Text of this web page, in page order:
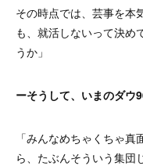
その時点では、芸事を本
も、就活しないって決め
うか」
ーそうして、いまのダウ
「みんなめちゃくちゃ
ら、たぶんそういう集団